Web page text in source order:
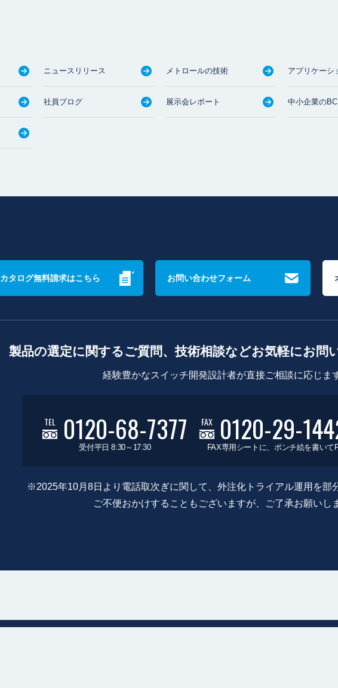
ニュースリリース メトロールの技術 アプリケーシ
社員ブログ 展示会レポート 中小企業の
カタログ無料請求はこちら お問い合わせフォーム
製品の選定に関するご質問、技術相談などお気軽にお問
経験豊かなスイッチ開発設計者が直接ご相談に応じま
TEL 0120-68-7377
受付平日 8:30～17:30
FAX 0120-29-
FAX専用シートに、ポンチ絵を書いて
※2025年10月8日より電話取次ぎに関して、外注化トライアル運用を部
ご不便おかけすることもございますが、ご了承お願いし